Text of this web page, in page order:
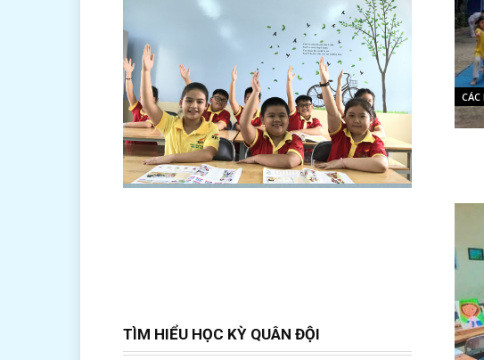
TÌM HIỂU HỌC KỲ QUÂN ĐỘI